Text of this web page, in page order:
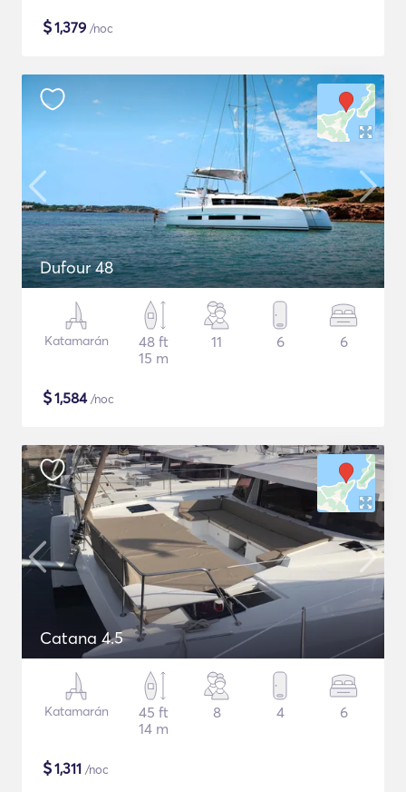
$1,379 /noc
Dufour 48
Katamarán
48 ft
15 m
11 6 6
$1,584/noc
Catana 4.5
Katamarán
45 ft
14 m
8 4 6
$1,311 /noc